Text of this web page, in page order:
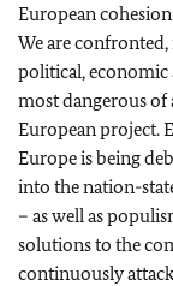
European
We are
political, economic
most dangerous of
European project.
Europe is being
into the nation-
– as well as
solutions to the
continuously